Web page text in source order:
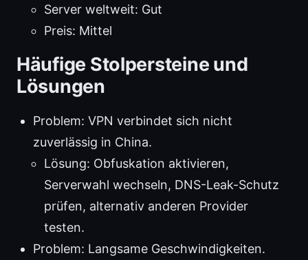
Server weltweit: Gut
Preis: Mittel
Häufige Stolpersteine und
Lösungen
Problem: VPN verbindet sich nicht
zuverlässig in China.
Lösung: Obfuskation aktivieren,
Serverwahl wechseln, DNS-Leak-Schutz
prüfen, alternativ anderen Provider
testen.
Problem: Langsame Geschwindigkeiten.